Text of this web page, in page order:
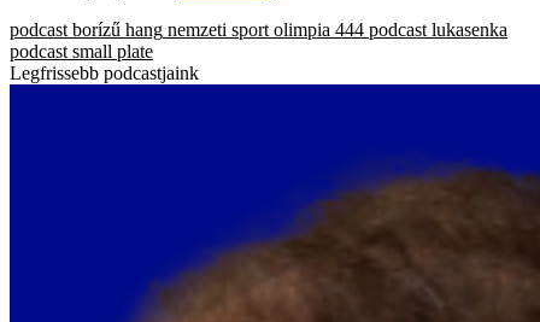
podcast borízű hang nemzeti sport olimpia 444 podcast lukasenka
podcast small plate
Legfrissebb podcastjaink